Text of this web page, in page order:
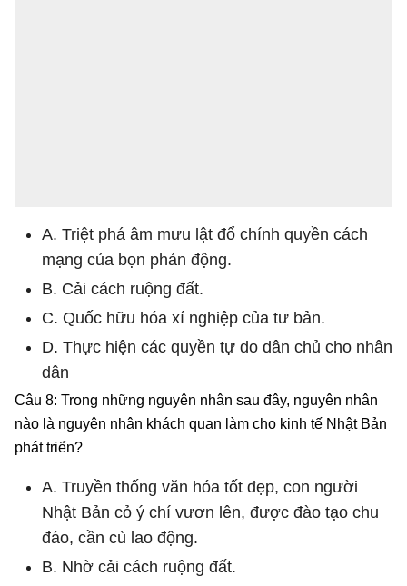
A. Triệt phá âm mưu lật đổ chính quyền cách
mạng của bọn phản động.
B. Cải cách ruộng đất.
C. Quốc hữu hóa xí nghiệp của tư bản.
D. Thực hiện các quyền tự do dân chủ cho nhân
dân
Câu 8: Trong những nguyên nhân sau đây, nguyên nhân
nào là nguyên nhân khách quan làm cho kinh tế Nhật Bản
phát triển?
A. Truyền thống văn hóa tốt đẹp, con người
Nhật Bản cỏ ý chí vươn lên, được đào tạo chu
đáo, cần cù lao động.
B. Nhờ cải cách ruộng đất.